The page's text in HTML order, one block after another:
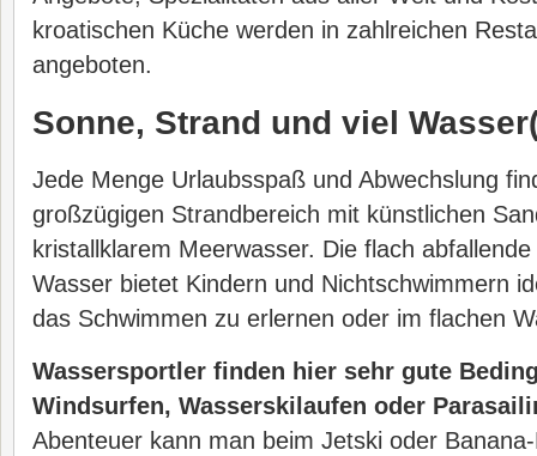
kroatischen Küche werden in zahlreichen
angeboten.
Sonne, Strand und viel
Jede Menge Urlaubsspaß und Abwechslung
großzügigen Strandbereich mit künstlichen
kristallklarem Meerwasser. Die flach
Wasser bietet Kindern und Nichtschwimmern
das Schwimmen zu erlernen oder im flachen
Wassersportler finden hier sehr gute
Windsurfen, Wasserskilaufen oder
Abenteuer kann man beim Jetski oder